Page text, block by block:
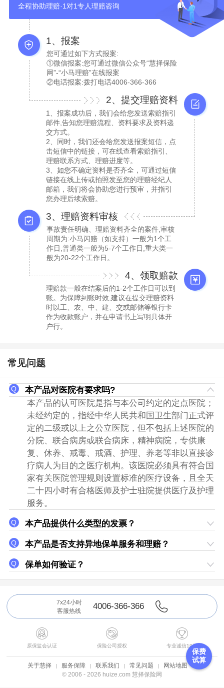
全程协助理赔·1对1专人理赔咨询
1、报案
您可通过如下方式报案:
①微信报案:您可通过微信公众号“慧择保险
网”-“小马理赔”在线报案
②电话报案:拨打电话4006-366-366
2、提交理赔资料
1、报案成功后，我们会给您发送索赔指引
邮件,告知您理赔流程、资料要求及资料递
交方式。
2、同时，我们还会给您发送报案短信，点
击短信中的链接，可在线查看索赔指引、
理赔联系方式、理赔进度等。
3、如您不确定资料是否齐全，可通过短信
链接在线上传或拍照发至您的理赔经纪人
邮箱，我们将会协助您进行预审，并指引
您办理后续索赔。
3、理赔资料审核
事故责任明确、理赔资料齐全的案件,审核
周期为:小马闪赔（如支持）一般为1个工
作日,普通类一般为5-7个工作日,重大类一
般为20-22个工作日。
4、领取赔款
理赔款一般在结案后的1-2个工作日可以到
账。为保障到账时效,建议在提交理赔资料
时以工、农、中、建、交或邮储等银行卡
作为收款账户，并在申请书上写明具体开
户行。
常见问题
本产品对医院有要求吗?
本产品的认可医院是指与本公司约定的定点医院；
未经约定的，指经中华人民共和国卫生部门正式评
定的二级或以上之公立医院，但不包括上述医院的
分院、联合病房或联合病床，精神病院，专供康
复、休养、戒毒、戒酒、护理、养老等非以直接诊
疗病人为目的之医疗机构。该医院必须具有符合国
家有关医院管理规则设置标准的医疗设备，且全天
二十四小时有合格医师及护士驻院提供医疗及护理
服务。
本产品提供什么类型的发票？
本产品是否支持异地保单服务和理赔？
保单如何验证？
7x24小时
客服热线
4006-366-366

原保监会认证

保险公司授权

专业诚信19年
关于慧择 服务保障 联系我们 常见问题 网站地图
© 2006 - 2026 huize.com 慧择保险网
保费
试算